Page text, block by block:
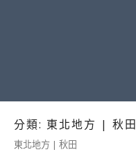
分類: 東北地方 | 秋田
東北地方 | 秋田